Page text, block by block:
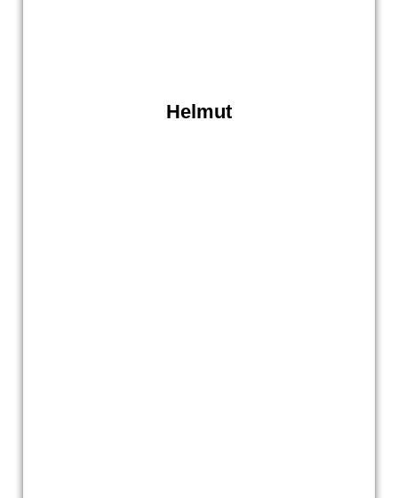
Helmut